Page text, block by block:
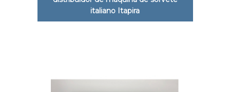
italiano Itapira